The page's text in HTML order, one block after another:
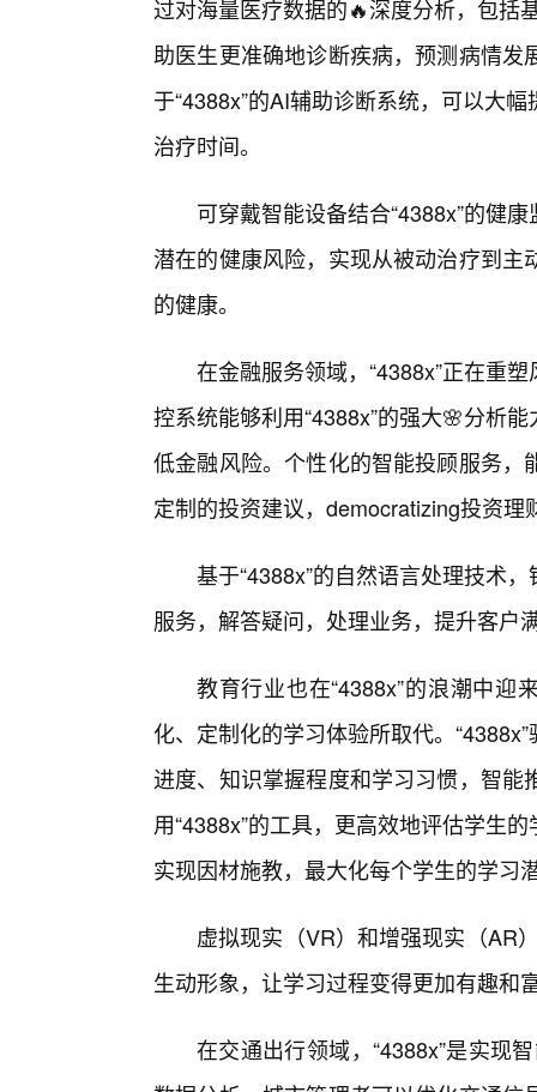
过对海量医疗数据的🔥深度分析，包括
助医生更准确地诊断疾病，预测病情
于“4388x”的AI辅助诊断系统，可以大
治疗时间。
可穿戴智能设备结合“4388x”的健
潜在的健康风险，实现从被动治疗到
的健康。
在金融服务领域，“4388x”正在重
控系统能够利用“4388x”的强大🌸分析
低金融风险。个性化的智能投顾服务
定制的投资建议，democratizing投资
基于“4388x”的自然语言处理技术
服务，解答疑问，处理业务，提升客户
教育行业也在“4388x”的浪潮中迎
化、定制化的学习体验所取代。
进度、知识掌握程度和学习习惯，智
用“4388x”的工具，更高效地评估学生
实现因材施教，最大化每个学生的学习
虚拟现实（VR）和增强现实（AR
生动形象，让学习过程变得更加有趣和
在交通出行领域，“4388x”是实现